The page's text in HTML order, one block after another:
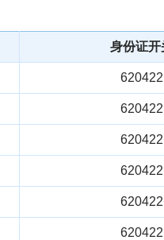
身份证开
620422
620422
620422
620422
620422
620422